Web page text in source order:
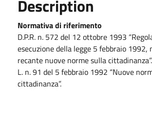
Description
Normativa di riferimento
D.P.R. n. 572 del 12 ottobre 1993
esecuzione della legge 5 febbraio 1992,
recante nuove norme sulla cittadinanza”.
L. n. 91 del 5 febbraio 1992 “Nuove
cittadinanza”.